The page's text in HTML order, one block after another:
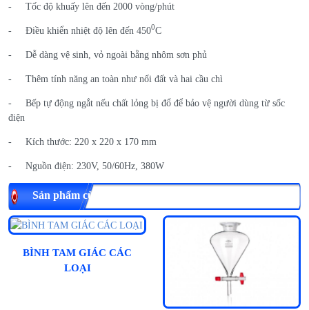
- Tốc độ khuấy lên đến 2000 vòng/phút
- Điều khiển nhiệt độ lên đến 4500C
- Dễ dàng vệ sinh, vỏ ngoài bằng nhôm sơn phủ
- Thêm tính năng an toàn như nối đất và hai cầu chì
- Bếp tự động ngắt nếu chất lỏng bị đổ để bảo vệ người dùng từ sốc
điện
- Kích thước: 220 x 220 x 170 mm
- Nguồn điện: 230V, 50/60Hz, 380W
Sản phẩm cùng loại
BÌNH TAM GIÁC CÁC
LOẠI